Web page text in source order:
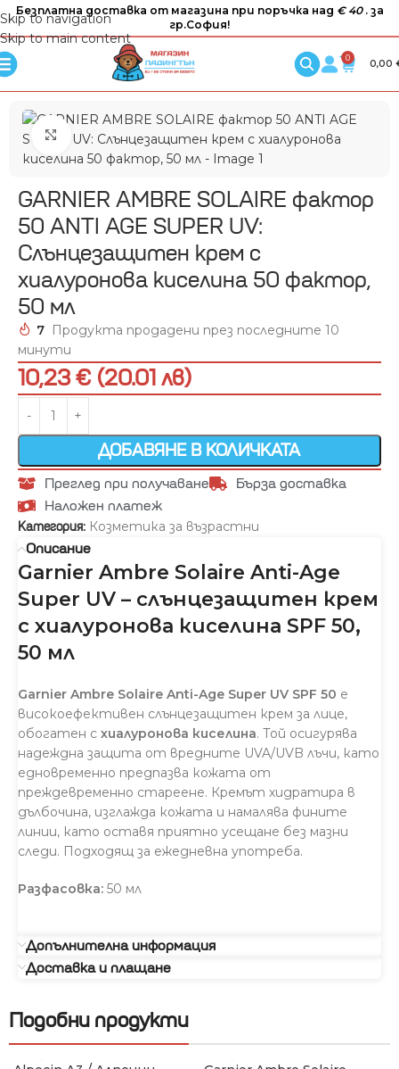
Skip to navigation
Skip to main content
Безплатна доставка от магазина при поръчка над € 40 . за
гр.София!
0
0,00
Увеличи
GARNIER AMBRE SOLAIRE фактор
50 АNTI AGE SUPER UV:
Слънцезащитен крем с
хиалуронова киселина 50 фактор,
50 мл
7 Продукта продадени през последните 10
минути
10,23 € (20.01 лв)
ДОБАВЯНЕ В КОЛИЧКАТА
Преглед при получаване
Бърза доставка
Наложен платеж
Категория: Козметика за възрастни
Описание
Garnier Ambre Solaire Anti-Age
Super UV – слънцезащитен крем
с хиалуронова киселина SPF 50,
50 мл
Garnier Ambre Solaire Anti-Age Super UV SPF 50 е
високоефективен слънцезащитен крем за лице,
обогатен с хиалуронова киселина. Той осигурява
надеждна защита от вредните UVA/UVB лъчи, като
едновременно предпазва кожата от
преждевременно стареене. Кремът хидратира в
дълбочина, изглажда кожата и намалява фините
линии, като оставя приятно усещане без мазни
следи. Подходящ за ежедневна употреба.
Разфасовка: 50 мл
Допълнителна информация
Доставка и плащане
Подобни продукти